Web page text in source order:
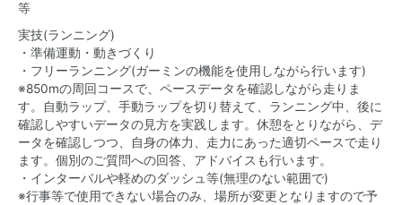
等
実技(ランニング)
・準備運動・動きづくり
・フリーランニング(ガーミンの機能を使用しながら行います)
※850mの周回コースで、ペースデータを確認しながら走りま
す。自動ラップ、手動ラップを切り替えて、ランニング中、後に
確認しやすいデータの見方を実践します。休憩をとりながら、デ
ータを確認しつつ、自身の体力、走力にあった適切ペースで走り
ます。個別のご質問への回答、アドバイスも行います。
・インターバルや軽めのダッシュ等(無理のない範囲で)
※行事等で使用できない場合のみ、場所が変更となりますので予